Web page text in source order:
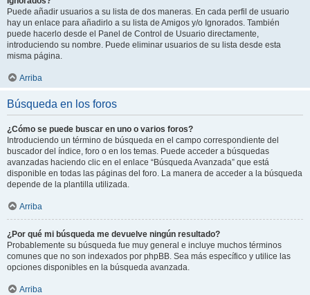
Puede añadir usuarios a su lista de dos maneras. En cada perfil de usuario
hay un enlace para añadirlo a su lista de Amigos y/o Ignorados. También
puede hacerlo desde el Panel de Control de Usuario directamente,
introduciendo su nombre. Puede eliminar usuarios de su lista desde esta
misma página.
Arriba
Búsqueda en los foros
¿Cómo se puede buscar en uno o varios foros?
Introduciendo un término de búsqueda en el campo correspondiente del
buscador del índice, foro o en los temas. Puede acceder a búsquedas
avanzadas haciendo clic en el enlace “Búsqueda Avanzada” que está
disponible en todas las páginas del foro. La manera de acceder a la búsqueda
depende de la plantilla utilizada.
Arriba
¿Por qué mi búsqueda me devuelve ningún resultado?
Probablemente su búsqueda fue muy general e incluye muchos términos
comunes que no son indexados por phpBB. Sea más específico y utilice las
opciones disponibles en la búsqueda avanzada.
Arriba